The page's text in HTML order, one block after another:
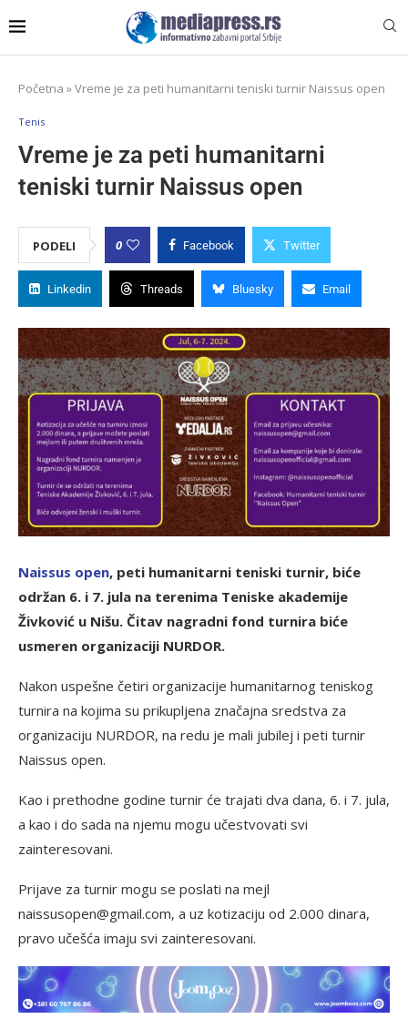
Početna »Vreme je za peti humanitarni teniski turnir Naissus open
Tenis
Vreme je za peti humanitarni
teniski turnir Naissus open
PODELI 0 Facebook Twitter
Linkedin Threads Bluesky Email
Naissus open, peti humanitarni teniski turnir, biće
održan 6. i 7. jula na terenima Teniske akademije
Živković u Nišu. Čitav nagradni fond turnira biće
usmeren organizaciji NURDOR.
Nakon uspešne četiri organizacije humanitarnog teniskog
turnira na kojima su prikupljena značajna sredstva za
organizaciju NURDOR, na redu je mali jubilej i peti turnir
Naissus open.
Kao i prethodne godine turnir će trajati dva dana, 6. i 7. jula,
a kao i do sada na njemu mogu učestvovati svi
zainteresovani.
Prijave za turnir mogu se poslati na mejl
naissusopen@gmail.com, a uz kotizaciju od 2.000 dinara,
pravo učešća imaju svi zainteresovani.